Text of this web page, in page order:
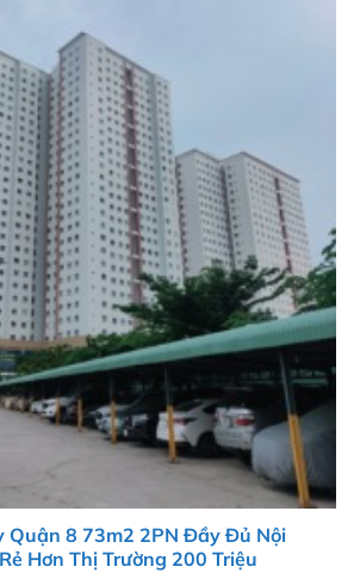
Quận 8 73m2 2PN Đầy Đủ Nội
Hơn Thị Trường 200 Triệu